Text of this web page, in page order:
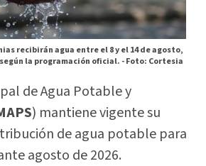
recibirán agua entre el 8 y el 14 de agosto,
según la programación oficial. -Foto: Cortesia
de Agua Potable y
) mantiene vigente su
de agua potable para
agosto de 2026.